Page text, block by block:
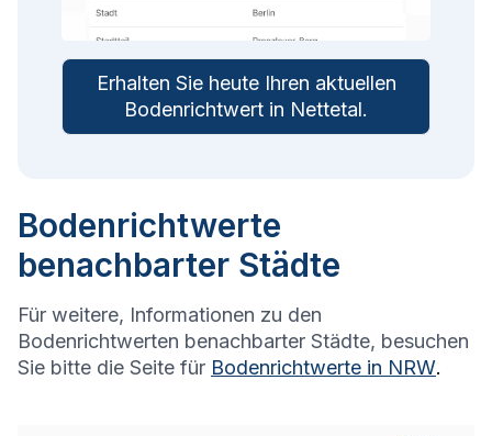
Erhalten Sie heute Ihren aktuellen
Bodenrichtwert in Nettetal.
Bodenrichtwerte
benachbarter Städte
Für weitere, Informationen zu den
Bodenrichtwerten benachbarter Städte, besuchen
Sie bitte die Seite für Bodenrichtwerte in NRW.